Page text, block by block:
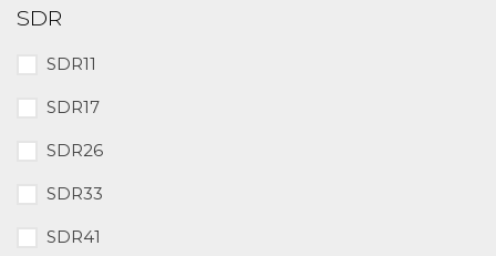
SDR
SDR11
SDR17
SDR26
SDR33
SDR41